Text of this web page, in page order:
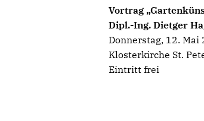
Vortrag
Dipl.-Ing. Dietger
Donnerstag, 12. Mai
Klosterkirche St.
Eintritt frei